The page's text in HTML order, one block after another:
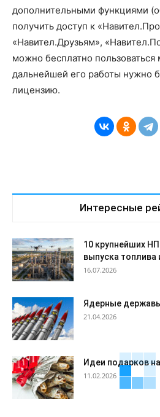
дополнительными функциями
получить доступ к
«Навител.Друзьям»,
можно бесплатно пользоваться
дальнейшей его работы нужно
лицензию.
Интересные
10 крупнейших
выпуска топлива
16.07.2026
Ядерные
21.04.2026
Идеи подарков
11.02.2026